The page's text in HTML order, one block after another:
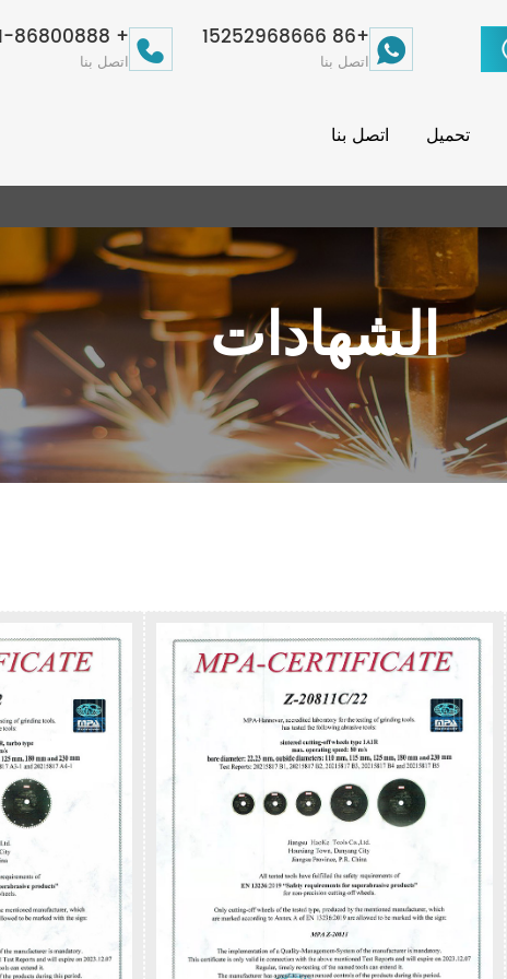
+86 15252968666
اتصل بنا
+ 86-511-86800888
اتصل بنا
تحميل اتصل بنا
الشهادات